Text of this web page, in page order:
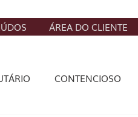
ÁREA DO CLIENTE
CONTENCIOSO